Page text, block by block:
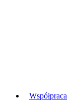
Współpraca